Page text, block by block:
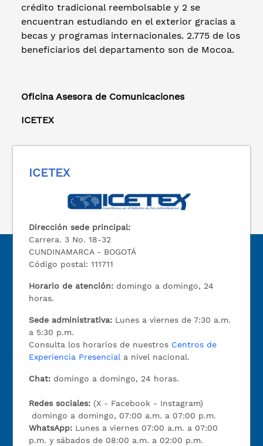
crédito tradicional reembolsable y 2 se
encuentran estudiando en el exterior gracias a
becas y programas internacionales. 2.775 de los
beneficiarios del departamento son de Mocoa.
Oficina Asesora de Comunicaciones
ICETEX
ICETEX
Dirección sede principal:
Carrera. 3 No. 18-32
CUNDINAMARCA - BOGOTÁ
Código postal: 111711
Horario de atención: domingo a domingo, 24
horas.
Sede administrativa: Lunes a viernes de 7:30 a.m.
a 5:30 p.m.
Consulta los horarios de nuestros Centros de
Experiencia Presencial a nivel nacional.
Chat: domingo a domingo, 24 horas.
Redes sociales: (X - Facebook - Instagram)
domingo a domingo, 07:00 a.m. a 07:00 p.m.
WhatsApp: Lunes a viernes 07:00 a.m. a 07:00
p.m. y sábados de 08:00 a.m. a 02:00 p.m.